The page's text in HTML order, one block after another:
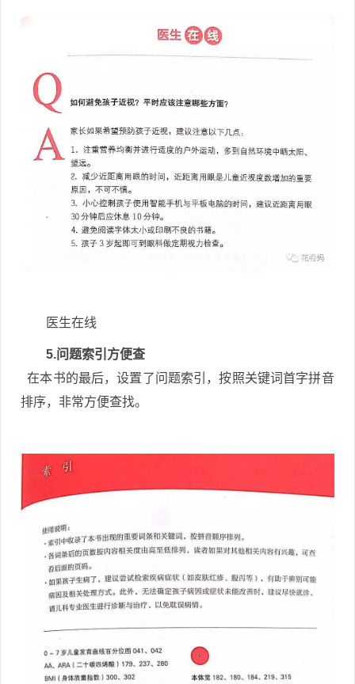
医生在线
5.问题索引方便查
在本书的最后，设置了问题索引，按照关键词首字拼音
排序，非常方便查找。